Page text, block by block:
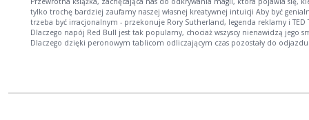
tylko trochę bardziej zaufamy naszej własnej kreatywnej intuicji Aby być
trzeba być irracjonalnym - przekonuje Rory Sutherland, legenda reklamy i TED
Dlaczego napój Red Bull jest tak popularny, chociaż wszyscy nienawidzą jego
Dlaczego dzięki peronowym tablicom odliczającym czas pozostały do odjazdu
znikomą rolę. Przyciąga nas to, co piękne, ale i to, co ekstrawaganckie,